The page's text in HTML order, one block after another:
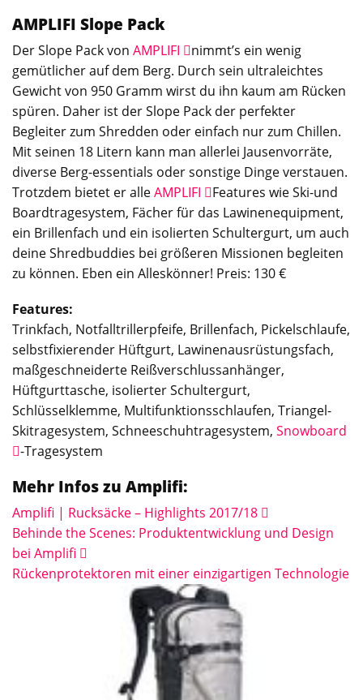
AMPLIFI Slope Pack
Der Slope Pack von AMPLIFI
nimmt’s ein wenig
gemütlicher auf dem Berg. Durch sein ultraleichtes
Gewicht von 950 Gramm wirst du ihn kaum am Rücken
spüren. Daher ist der Slope Pack der perfekter
Begleiter zum Shredden oder einfach nur zum Chillen.
Mit seinen 18 Litern kann man allerlei Jausenvorräte,
diverse Berg-essentials oder sonstige Dinge verstauen.
Trotzdem bietet er alleAMPLIFI
Features wie Ski-und
Boardtragesystem, Fächer für das Lawinenequipment,
ein Brillenfach und ein isolierten Schultergurt, um auch
deine Shredbuddies bei größeren Missionen begleiten
zu können. Eben ein Alleskönner! Preis: 130 €
Features:
Trinkfach, Notfalltrillerpfeife, Brillenfach, Pickelschlaufe,
selbstfixierender Hüftgurt, Lawinenausrüstungsfach,
maßgeschneiderte Reißverschlussanhänger,
Hüftgurttasche, isolierter Schultergurt,
Schlüsselklemme, Multifunktionsschlaufen, Triangel-
Skitragesystem, Schneeschuhtragesystem, Snowboard
-Tragesystem
Mehr Infos zu Amplifi:
Amplifi | Rucksäcke – Highlights 2017/18
Behinde the Scenes: Produktentwicklung und Design
bei Amplifi
Rückenprotektoren mit einer einzigartigen Technologie